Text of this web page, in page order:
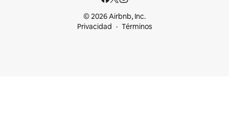
© 2026 Airbnb, Inc.
Privacidad
Términos